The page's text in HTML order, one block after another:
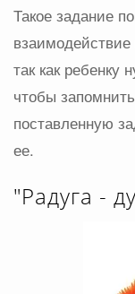
Такое задание
так как
чтобы
поставленную
ее.
"Радуга -